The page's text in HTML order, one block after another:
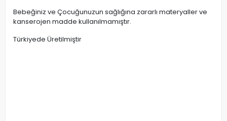
Bebeğiniz ve Çocuğunuzun sağlığına zararlı materyaller ve
kanserojen madde kullanılmamıştır.
Türkiyede Üretilmiştir